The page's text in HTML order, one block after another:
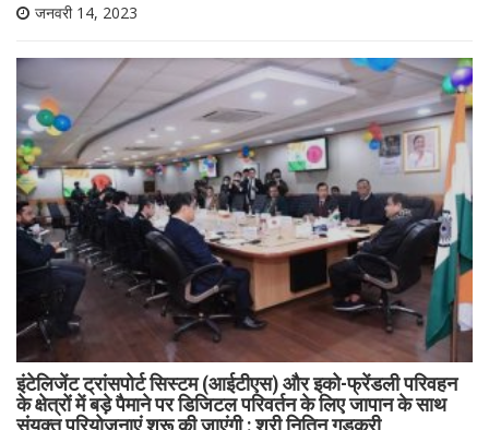
जनवरी 14, 2023
इंटेलिजेंट ट्रांसपोर्ट सिस्टम (आईटीएस) और इको-फ्रेंडली परिवहन
के क्षेत्रों में बड़े पैमाने पर डिजिटल परिवर्तन के लिए जापान के साथ
संयुक्त परियोजनाएं शुरू की जाएंगी : श्री नितिन गडकरी